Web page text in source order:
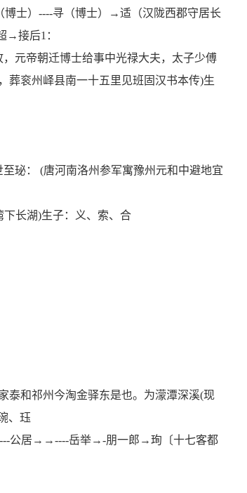
博士） ----寻（博士）→适（汉陇西郡守居长
→接后1 ：
元帝朝迁博士给事中光禄大夫，太子少傅
葬衮州峄县南一十五里见班固汉书本传)生
珌： (唐河南洛州参军寓豫州元和中避地宜
下长湖)生子：义、索、合
泰和祁州今淘金驿东是也。为濛潭深溪(现
、珏
公居→→----岳举→-朋一郎→珣〔十七客都